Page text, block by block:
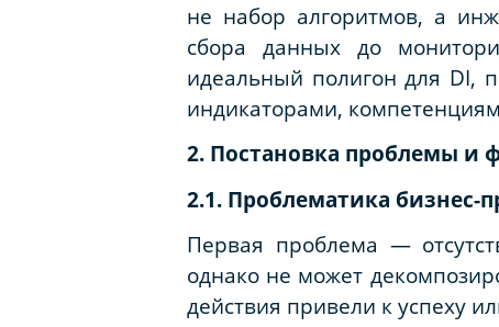
не набор алгоритмов, а
сбора данных до
идеальный полигон для DI,
индикаторами,
2. Постановка проблемы и
2.1. Проблематика бизнес-
Первая проблема —
однако не может
действия привели к успеху